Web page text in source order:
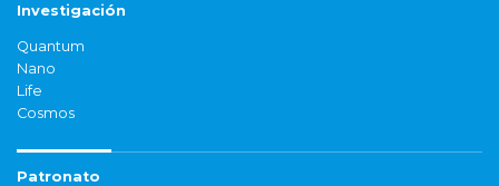
Investigación
Quantum
Nano
Life
Cosmos
Patronato